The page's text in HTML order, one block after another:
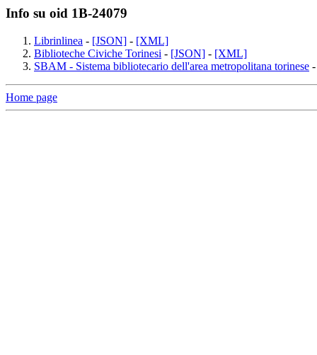
Info su oid 1B-24079
Librinlinea - [JSON] - [XML]
Biblioteche Civiche Torinesi - [JSON] - [XML]
SBAM - Sistema bibliotecario dell'area metropolitana torinese
Home page